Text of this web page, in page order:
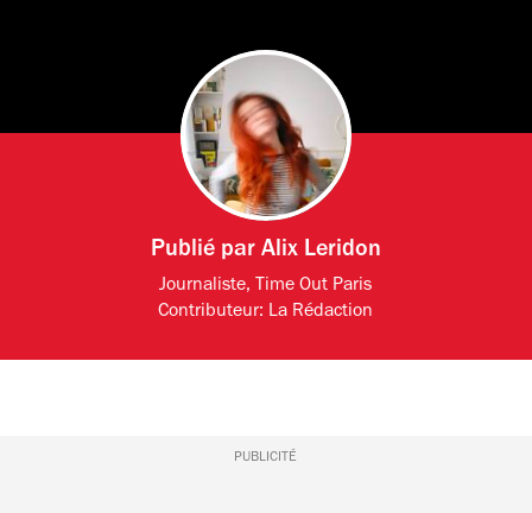
Publié par Alix Leridon
Journaliste, Time Out Paris
Contributeur: La Rédaction
PUBLICITÉ